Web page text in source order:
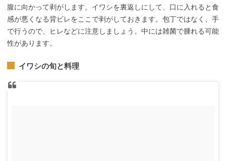
腹に向かって剥がします。イワシを裏返しにして、口に入れると食
感が悪くなる背ビレをここで剥がしておきます。包丁ではなく、手
で行うので、ヒレなどに注意しましょう。中には雑菌で腫れる可能
性があります。
イワシの旬と料理